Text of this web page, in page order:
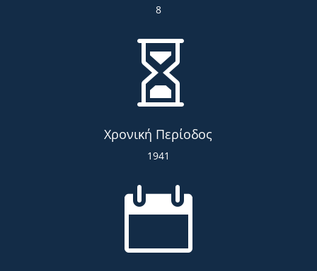
8

Χρονική Περίοδος
1941
